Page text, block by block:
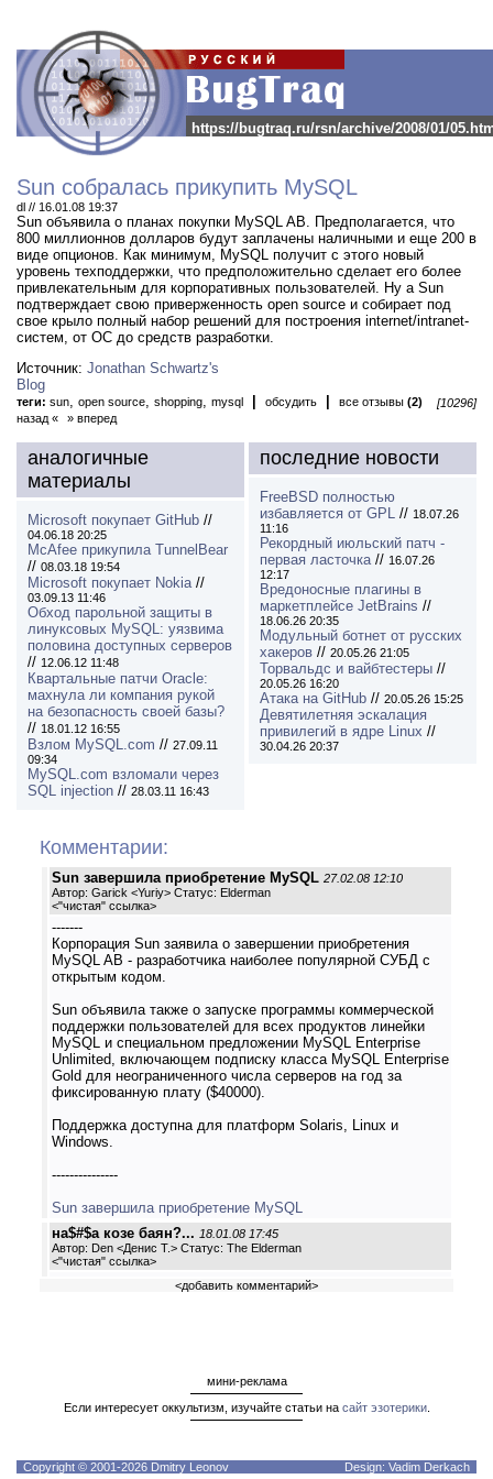
https://bugtraq.ru/rsn/archive/2008/01/
Sun собралась прикупить MySQL
dl // 16.01.08 19:37
Sun объявила о планах покупки MySQL AB. Предполагается, что
800 миллионнов долларов будут заплачены наличными и еще 200 в
виде опционов. Как минимум, MySQL получит с этого новый
уровень техподдержки, что предположительно сделает его более
привлекательным для корпоративных пользователей. Ну а Sun
подтверждает свою приверженность open source и собирает под
свое крыло полный набор решений для построения internet/intranet-
систем, от ОС до средств разработки.
Источник: Jonathan Schwartz's
Blog
теги: sun, open source, shopping, mysql обсудить все отзывы (2)
[10296]
назад «
» вперед
аналогичные
материалы
Microsoft покупает GitHub //
04.06.18 20:25
McAfee прикупила TunnelBear
// 08.03.18 19:54
Microsoft покупает Nokia//
03.09.13 11:46
Обход парольной защиты в
линуксовых MySQL: уязвима
половина доступных серверов
// 12.06.12 11:48
Квартальные патчи Oracle:
махнула ли компания рукой
на безопасность своей базы?
// 18.01.12 16:55
Взлом MySQL.com // 27.09.11
09:34
MySQL.com взломали через
SQL injection // 28.03.11 16:43
последние новости
FreeBSD полностью
избавляется от GPL // 18.07.26
11:16
Рекордный июльский патч -
первая ласточка// 16.07.26
12:17
Вредоносные плагины в
маркетплейсе JetBrains //
18.06.26 20:35
Модульный ботнет от русских
хакеров // 20.05.26 21:05
Торвальдс и вайбтестеры //
20.05.26 16:20
Атака на GitHub // 20.05.26 15:25
Девятилетняя эскалация
привилегий в ядре Linux //
30.04.26 20:37
Комментарии:
Sun завершила приобретение MySQL 27.02.08 12:10
Автор: Garick <Yuriy> Статус: Elderman
<"чистая" ссылка>
-------
Корпорация Sun заявила о завершении приобретения
MySQL AB - разработчика наиболее популярной СУБД с
открытым кодом.
Sun объявила также о запуске программы коммерческой
поддержки пользователей для всех продуктов линейки
MySQL и специальном предложении MySQL Enterprise
Unlimited, включающем подписку класса MySQL Enterprise
Gold для неограниченного числа серверов на год за
фиксированную плату ($40000).
Поддержка доступна для платформ Solaris, Linux и
Windows.
---------------
Sun завершила приобретение MySQL
на$#$а козе баян?... 18.01.08 17:45
Автор: Den <Денис Т.> Статус: The Elderman
<"чистая" ссылка>
<добавить комментарий>
мини-реклама
Если интересует оккультизм, изучайте статьи на сайт эзотерики.
Copyright © 2001-2026 Dmitry Leonov Design: Vadim Derkach